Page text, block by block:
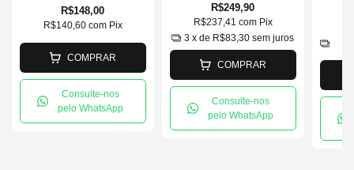
R$148,00
R$140,60com Pix
COMPRAR
Consulte-nos
pelo WhatsApp
R$249,90
R$237,41com Pix
3 x de R$83,30 sem juros
COMPRAR
Consulte-nos
pelo WhatsApp